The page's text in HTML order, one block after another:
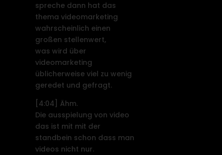
spreche dann hat das
thema videomarketing
wahrscheinlich einen
großen stellenwert,
was wird über
videomarketing
üblicherweise viel zu wenig
geredet und gefragt.
[4:04]
Ähm.
Die ausspielung von video
das ist mit mit der
standbein schon dass man
videos nicht nur.